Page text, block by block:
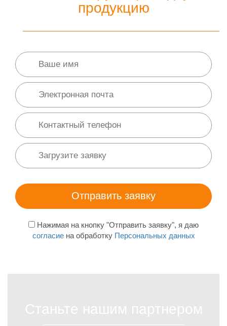
продукцию
Нажимая на кнопку "Отправить заявку", я даю
согласиена обработку Персональных данных